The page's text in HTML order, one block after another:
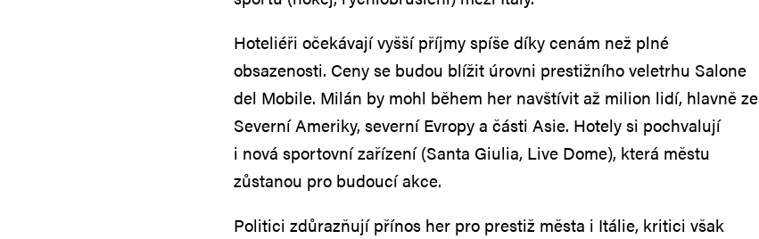
Hoteliéři očekávají vyšší příjmy spíše díky cenám než plné
obsazenosti. Ceny se budou blížit úrovni prestižního veletrhu Salone
del Mobile. Milán by mohl během her navštívit až milion lidí, hlavně ze
Severní Ameriky, severní Evropy a části Asie. Hotely si pochvalují
i nová sportovní zařízení (Santa Giulia, Live Dome), která městu
zůstanou pro budoucí akce.
Politici zdůrazňují přínos her pro prestiž města i Itálie, kritici však